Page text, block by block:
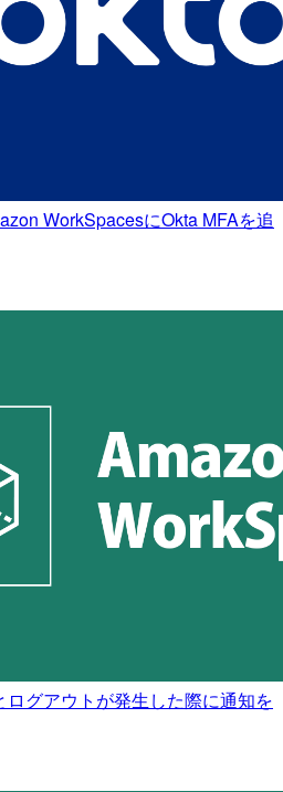
WorkSpacesにOkta MFAを追
グアウトが発生した際に通知を